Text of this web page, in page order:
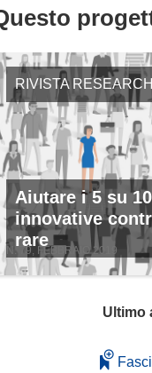
RIVISTA
Aiutare i 5 su
innovative
rare
N. 79, FEBBRAIO 2019
Ultimo